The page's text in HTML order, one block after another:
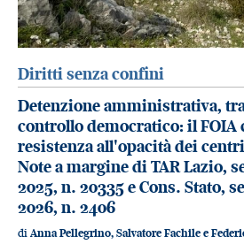
Diritti senza confini
Detenzione amministrativa,
controllo democratico: il
resistenza all'opacità dei
Note a margine di TAR Lazio,
2025, n. 20335 e Cons. Stato,
2026, n. 2406
di Anna Pellegrino, Salvatore Fachile e